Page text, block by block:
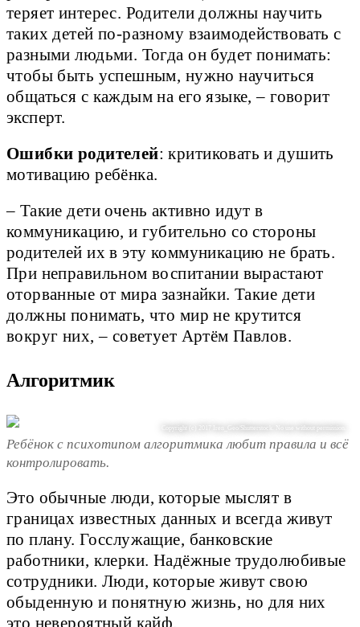
теряет интерес. Родители должны научить
таких детей по-разному взаимодействовать с
разными людьми. Тогда он будет понимать:
чтобы быть успешным, нужно научиться
общаться с каждым на его языке, – говорит
эксперт.
Ошибки родителей: критиковать и душить
мотивацию ребёнка.
– Такие дети очень активно идут в
коммуникацию, и губительно со стороны
родителей их в эту коммуникацию не брать.
При неправильном воспитании вырастают
оторванные от мира зазнайки. Такие дети
должны понимать, что мир не крутится
вокруг них, – советует Артём Павлов.
Алгоритмик
Copyright (c) 2017 Iren_Geo/Shutterstock. No use without permission.
Ребёнок с психотипом алгоритмика любит правила и всё
контролировать.
Это обычные люди, которые мыслят в
границах известных данных и всегда живут
по плану. Госслужащие, банковские
работники, клерки. Надёжные трудолюбивые
сотрудники. Люди, которые живут свою
обыденную и понятную жизнь, но для них
это невероятный кайф.